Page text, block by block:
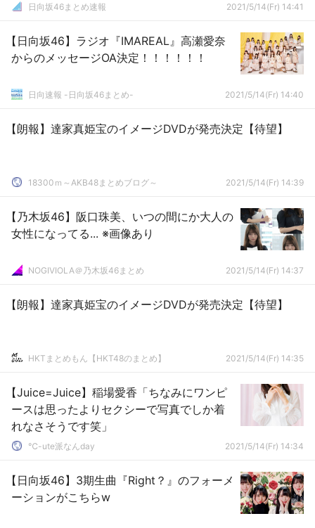
日向坂46まとめ速報 2021/5/14(Fr) 14:41
【日向坂46】ラジオ『IMAREAL』高瀬愛奈
からのメッセージOA決定！！！！！！
日向速報 -日向坂46まとめ- 2021/5/14(Fr) 14:40
【朗報】達家真姫宝のイメージDVDが発売決定【待望】
18300ｍ～AKB48まとめブログ～ 2021/5/14(Fr) 14:39
【乃木坂46】阪口珠美、いつの間にか大人の
女性になってる... ※画像あり
NOGIVIOLA＠乃木坂46まとめ 2021/5/14(Fr) 14:37
【朗報】達家真姫宝のイメージDVDが発売決定【待望】
HKTまとめもん【HKT48のまとめ】 2021/5/14(Fr) 14:35
【Juice=Juice】稲場愛香「ちなみにワンピ
ースは思ったよりセクシーで写真でしか着
れなさそうです笑」
℃-ute派なんday 2021/5/14(Fr) 14:34
【日向坂46】3期生曲『Right？』のフォーメ
ーションがこちらw